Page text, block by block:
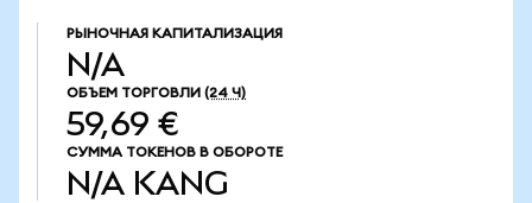
РЫНОЧНАЯ КАПИТАЛИЗАЦИЯ
N/A
ОБЪЕМ ТОРГОВЛИ (24 Ч)
59,69 €
СУММА ТОКЕНОВ В ОБОРОТЕ
N/A KANG